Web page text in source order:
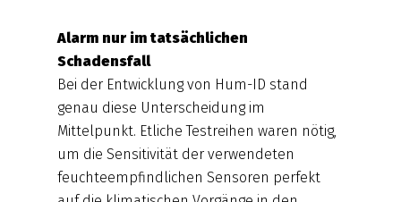
Alarm nur im tatsächlichen
Schadensfall
Bei der Entwicklung von Hum-ID stand
genau diese Unterscheidung im
Mittelpunkt. Etliche Testreihen waren nötig,
um die Sensitivität der verwendeten
feuchteempfindlichen Sensoren perfekt